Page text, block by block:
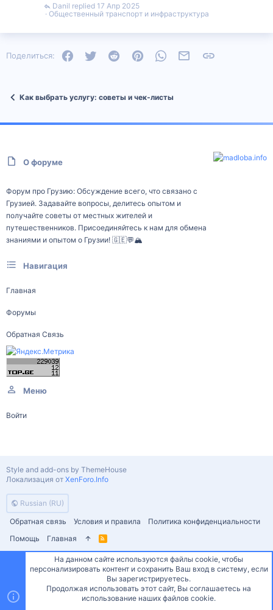
Общественный транспорт и инфраструктура
17 Апр 2025
Danil
Поделиться: FacebookTwitter Reddit PinterestWhatsAppЭлектронная почта
Как выбрать услугу: советы и чек‑листы
О форуме
Форум про Грузию: Обсуждение всего, что связано с
Грузией. Задавайте вопросы, делитесь опытом и
получайте советы от местных жителей и
путешественников. Присоединяйтесь к нам для обмена
знаниями и опытом о Грузии! 🇬🇪💬🏔️
Навигация
Главная
Форумы
Обратная Связь
Меню
Войти
Russian (RU)
Обратная связь
Условия и правила
Политика конфиденциальности
Помощь
Главная
R
S
Style and add-ons by ThemeHouse
Локализация от XenForo.Info
СверхуСнизу
На данном сайте используются файлы cookie, чтобы
персонализировать контент и сохранить Ваш вход в систему, если
Вы зарегистрируетесь.
Продолжая использовать этот сайт, Вы соглашаетесь на
использование наших файлов cookie.